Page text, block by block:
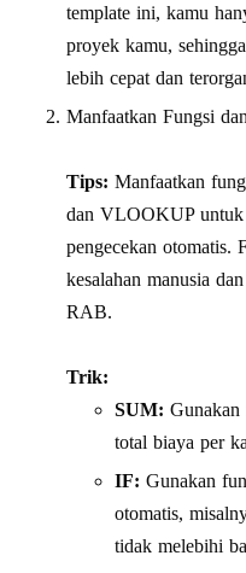
template ini, kamu
proyek kamu,
lebih cepat dan
Manfaatkan Fungsi
Tips: Manfaatkan
dan VLOOKUP untuk
pengecekan otomatis.
kesalahan manusia
RAB.
Trik:
SUM:
total biaya per
IF: Gunakan
otomatis,
tidak melebihi